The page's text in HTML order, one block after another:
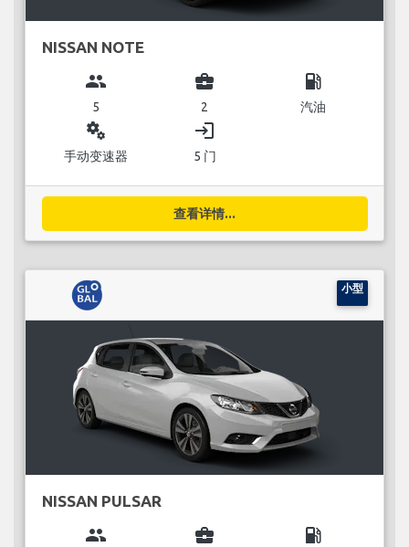
NISSAN NOTE
group
5
business_center
2
local_gas_station
汽油
miscellaneous_services
手动变速器
login
5 门
查看详情...
小型
NISSAN PULSAR
group business_center local_gas_station